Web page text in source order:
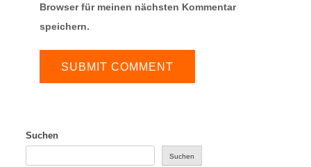
Browser für meinen nächsten Kommentar
speichern.
Suchen
Suchen